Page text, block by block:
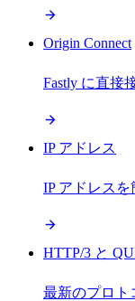
Origin Connect
Fastly に直接
IP アドレス
IP アドレスを
HTTP/3 と
最新のプロト